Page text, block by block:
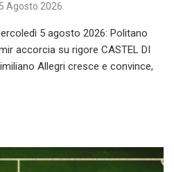
5 Agosto 2026
5 agosto 2026: Politano
accorcia su rigore CASTEL DI
Allegri cresce e convince,